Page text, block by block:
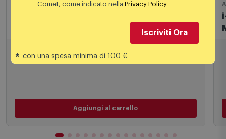
Elettrocasa Capsule Detergenti per
Macchina Caffé As 48
Aggiungi al carrello
Comet, come indicato nellaPrivacy Policy
Iscriviti Ora
* con una spesa minima di 100 €